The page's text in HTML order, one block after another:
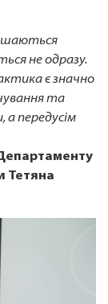
не одразу.
є значно
та
передусім
Тетяна